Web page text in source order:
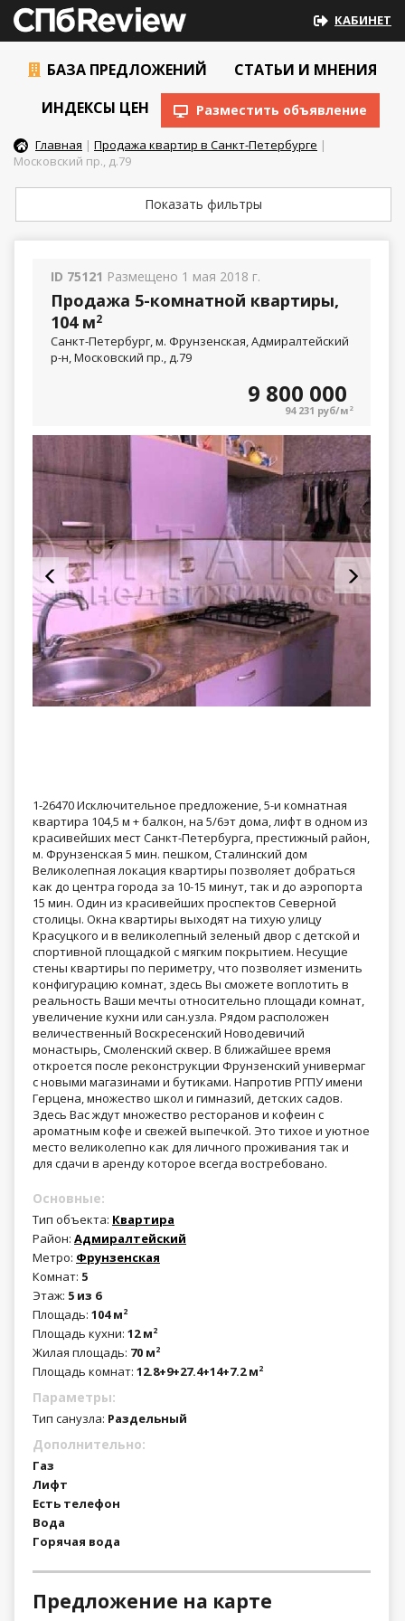
КАБИНЕТ
БАЗА ПРЕДЛОЖЕНИЙ
СТАТЬИ И МНЕНИЯ
ИНДЕКСЫ ЦЕН
Разместить объявление
Главная | Продажа квартир в Санкт-Петербурге |
Московский пр., д.79
Показать фильтры
ID 75121 Размещено 1 мая 2018 г.
Продажа 5-комнатной квартиры,
104 м2
Санкт-Петербург, м. Фрунзенская, Адмиралтейский
р-н, Московский пр., д.79
9 800 000
94 231 руб/м 2
1-26470 Исключительное предложение, 5-и комнатная
квартира 104,5 м + балкон, на 5/6эт дома, лифт в одном из
красивейших мест Санкт-Петербурга, престижный район,
м. Фрунзенская 5 мин. пешком, Сталинский дом
Великолепная локация квартиры позволяет добраться
как до центра города за 10-15 минут, так и до аэропорта
15 мин. Один из красивейших проспектов Северной
столицы. Окна квартиры выходят на тихую улицу
Красуцкого и в великолепный зеленый двор с детской и
спортивной площадкой с мягким покрытием. Несущие
стены квартиры по периметру, что позволяет изменить
конфигурацию комнат, здесь Вы сможете воплотить в
реальность Ваши мечты относительно площади комнат,
увеличение кухни или сан.узла. Рядом расположен
величественный Воскресенский Новодевичий
монастырь, Смоленский сквер. В ближайшее время
откроется после реконструкции Фрунзенский универмаг
с новыми магазинами и бутиками. Напротив РГПУ имени
Герцена, множество школ и гимназий, детских садов.
Здесь Вас ждут множество ресторанов и кофеин с
ароматным кофе и свежей выпечкой. Это тихое и уютное
место великолепно как для личного проживания так и
для сдачи в аренду которое всегда востребовано.
Основные:
Тип объекта: Квартира
Район: Адмиралтейский
Метро: Фрунзенская
Комнат: 5
Этаж: 5 из 6
Площадь: 104 м2
Площадь кухни: 12 м2
Жилая площадь: 70 м2
Площадь комнат: 12.8+9+27.4+14+7.2 м2
Параметры:
Тип санузла: Раздельный
Дополнительно:
Газ
Лифт
Есть телефон
Вода
Горячая вода
Предложение на карте